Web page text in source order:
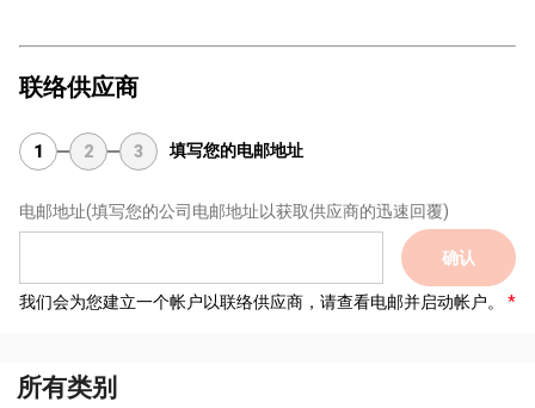
联络供应商
1 2 3 填写您的电邮地址
电邮地址(填写您的公司电邮地址以获取供应商的迅速回覆)
确认
我们会为您建立一个帐户以联络供应商，请查看电邮并启动帐户。
所有类别